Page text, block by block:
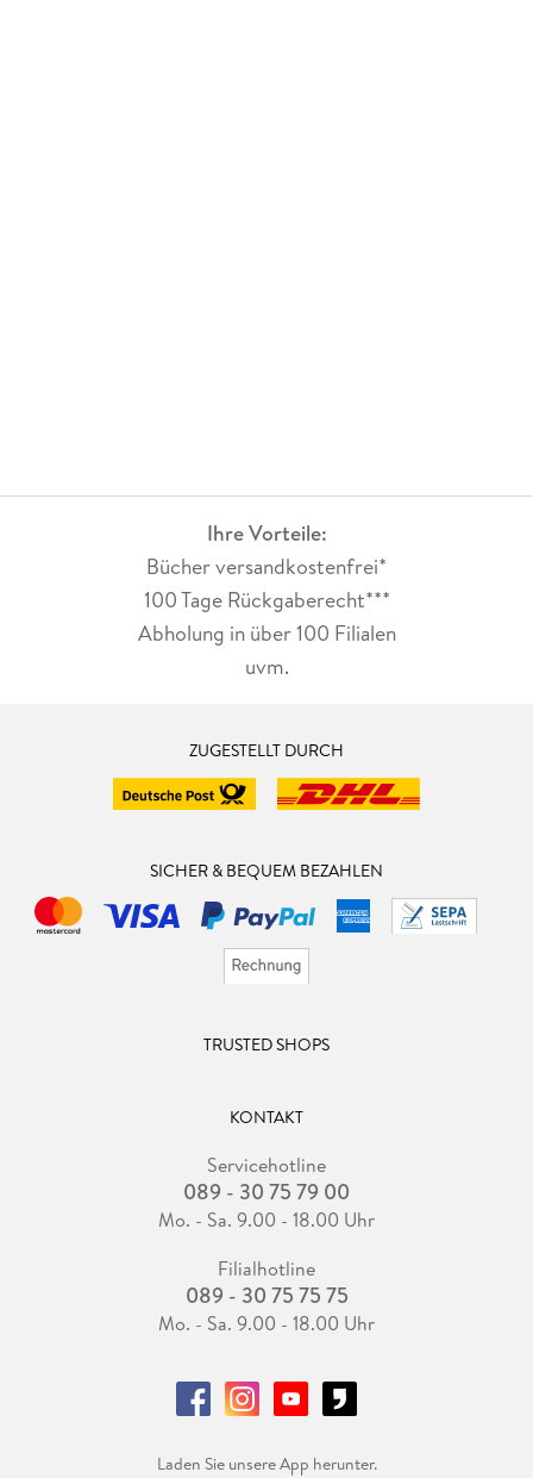
Ihre Vorteile:
Bücher versandkostenfrei*
100 Tage Rückgaberecht***
Abholung in über 100 Filialen
uvm.
ZUGESTELLT DURCH
SICHER & BEQUEM BEZAHLEN
TRUSTED SHOPS
KONTAKT
Servicehotline
089 - 30 75 79 00
Mo. - Sa. 9.00 - 18.00 Uhr
Filialhotline
089 - 30 75 75 75
Mo. - Sa. 9.00 - 18.00 Uhr
Laden Sie unsere App herunter.